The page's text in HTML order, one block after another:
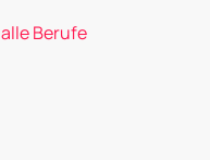
Berufe